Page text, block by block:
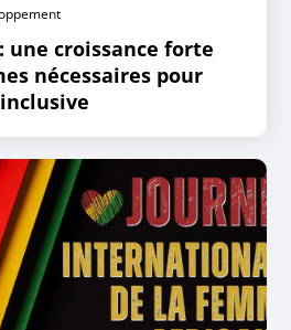
une croissance forte
nécessaires pour